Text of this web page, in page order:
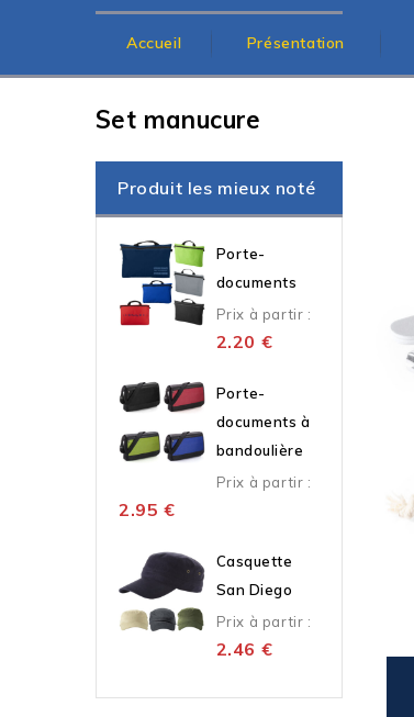
Accueil Présentation
Set manucure
Produit les mieux noté
Porte-
documents
Prix à partir :
2.20 €
Porte-
documents à
bandoulière
Prix à partir :
2.95 €
Casquette
San Diego
Prix à partir :
2.46 €